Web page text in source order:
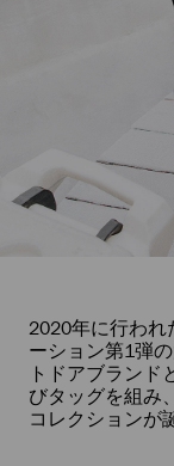
2020年に行われ
ーション第1弾
トドアブラン
びタッグを組み
コレクションが